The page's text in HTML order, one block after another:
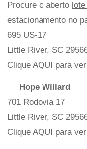
Procure o aberto
estacionamento no
695 US-17
Little River, SC
Clique AQUI para
Hope Willard
701 Rodovia 17
Little River, SC
Clique AQUI para